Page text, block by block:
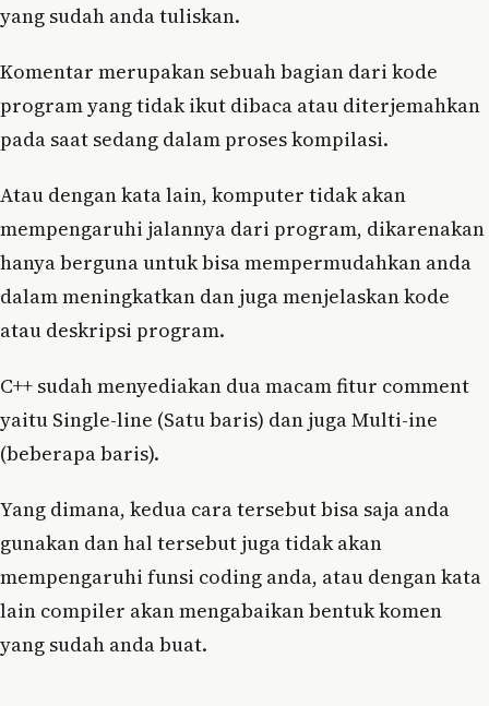
yang sudah anda tuliskan.
Komentar merupakan sebuah bagian dari kode
program yang tidak ikut dibaca atau diterjemahkan
pada saat sedang dalam proses kompilasi.
Atau dengan kata lain, komputer tidak akan
mempengaruhi jalannya dari program, dikarenakan
hanya berguna untuk bisa mempermudahkan anda
dalam meningkatkan dan juga menjelaskan kode
atau deskripsi program.
C++ sudah menyediakan dua macam fitur comment
yaitu Single-line (Satu baris) dan juga Multi-ine
(beberapa baris).
Yang dimana, kedua cara tersebut bisa saja anda
gunakan dan hal tersebut juga tidak akan
mempengaruhi funsi coding anda, atau dengan kata
lain compiler akan mengabaikan bentuk komen
yang sudah anda buat.